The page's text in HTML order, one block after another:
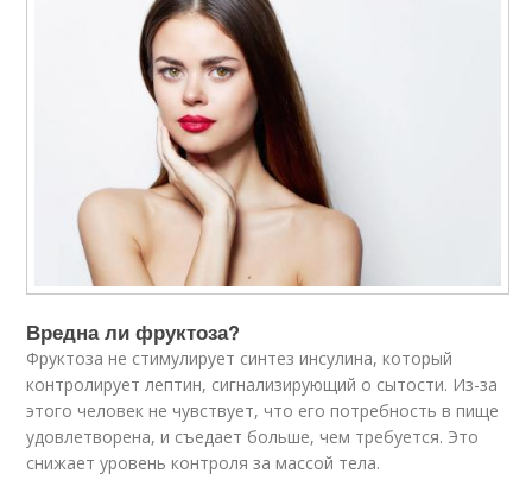
Вредна ли фруктоза?
Фруктоза не стимулирует синтез инсулина, который
контролирует лептин, сигнализирующий о сытости. Из-за
этого человек не чувствует, что его потребность в пище
удовлетворена, и съедает больше, чем требуется. Это
снижает уровень контроля за массой тела.